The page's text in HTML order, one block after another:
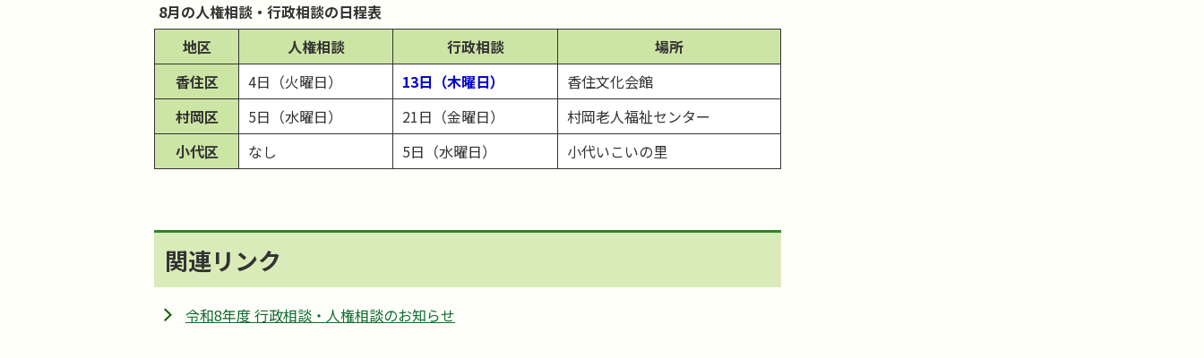
の
8月の人権相談・行政相談の日程表
地区
人権相談 行政相談
場所
香住区
4日（火曜日） 13日（木曜日）
香住文化会館
村岡区
5日（水曜日） 21日（金曜日）
村岡老人福祉センター
小代区
なし 5日（水曜日） 小代いこいの里
関連リンク
令和8年度 行政相談・人権相談のお知らせ